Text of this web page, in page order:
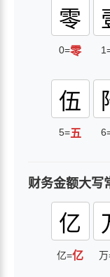
零
0=零
伍
5=五
财务金额大写
亿
亿=亿